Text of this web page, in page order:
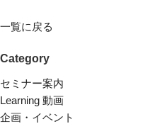
一覧に戻る
Category
セミナー案内
Learning 動画
企画・イベント